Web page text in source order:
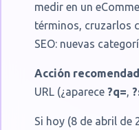
medir en un
términos, cruzarlos
SEO: nuevas
Acción
URL (¿aparece ?q=,
Si hoy (8 de abril de